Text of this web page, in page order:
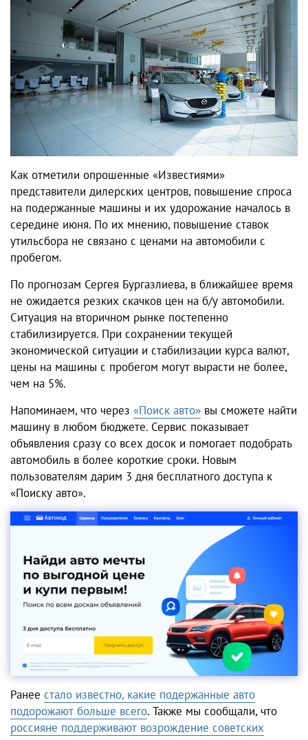
Как отметили опрошенные «Известиями»
представители дилерских центров, повышение спроса
на подержанные машины и их удорожание началось в
середине июня. По их мнению, повышение ставок
утильсбора не связано с ценами на автомобили с
пробегом.
По прогнозам Сергея Бургазлиева, в ближайшее время
не ожидается резких скачков цен на б/у автомобили.
Ситуация на вторичном рынке постепенно
стабилизируется. При сохранении текущей
экономической ситуации и стабилизации курса валют,
цены на машины с пробегом могут вырасти не более,
чем на 5%.
Напоминаем, что через «Поиск авто» вы сможете найти
машину в любом бюджете. Сервис показывает
объявления сразу со всех досок и помогает подобрать
автомобиль в более короткие сроки. Новым
пользователям дарим 3 дня бесплатного доступа к
«Поиску авто».
Ранее стало известно, какие подержанные авто
подорожают больше всего. Также мы сообщали, что
россияне поддерживают возрождение советских